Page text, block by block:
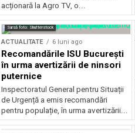
acționară la Agro TV, o...
Sursă foto: Shutterstock
ACTUALITATE 6 luni ago
Recomandările ISU București
în urma avertizării de ninsori
puternice
Inspectoratul General pentru Situații
de Urgență a emis recomandări
pentru populație, în urma avertizării...